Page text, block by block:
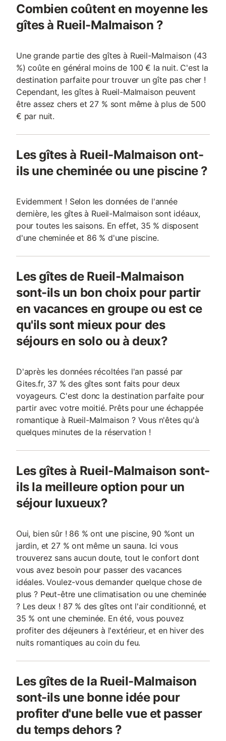
Combien coûtent en moyenne les
gîtes à Rueil-Malmaison ?
Une grande partie des gîtes à Rueil-Malmaison (43
%) coûte en général moins de 100 € la nuit. C'est la
destination parfaite pour trouver un gîte pas cher !
Cependant, les gîtes à Rueil-Malmaison peuvent
être assez chers et 27 % sont même à plus de 500
€ par nuit.
Les gîtes à Rueil-Malmaison ont-
ils une cheminée ou une piscine ?
Evidemment ! Selon les données de l'année
dernière, les gîtes à Rueil-Malmaison sont idéaux,
pour toutes les saisons. En effet, 35 % disposent
d'une cheminée et 86 % d'une piscine.
Les gîtes de Rueil-Malmaison
sont-ils un bon choix pour partir
en vacances en groupe ou est ce
qu'ils sont mieux pour des
séjours en solo ou à deux?
D'après les données récoltées l'an passé par
Gites.fr, 37 % des gîtes sont faits pour deux
voyageurs. C'est donc la destination parfaite pour
partir avec votre moitié. Prêts pour une échappée
romantique à Rueil-Malmaison ? Vous n'êtes qu'à
quelques minutes de la réservation !
Les gîtes à Rueil-Malmaison sont-
ils la meilleure option pour un
séjour luxueux?
Oui, bien sûr ! 86 % ont une piscine, 90 %ont un
jardin, et 27 % ont même un sauna. Ici vous
trouverez sans aucun doute, tout le confort dont
vous avez besoin pour passer des vacances
idéales. Voulez-vous demander quelque chose de
plus ? Peut-être une climatisation ou une cheminée
? Les deux ! 87 % des gîtes ont l'air conditionné, et
35 % ont une cheminée. En été, vous pouvez
profiter des déjeuners à l'extérieur, et en hiver des
nuits romantiques au coin du feu.
Les gîtes de la Rueil-Malmaison
sont-ils une bonne idée pour
profiter d'une belle vue et passer
du temps dehors ?